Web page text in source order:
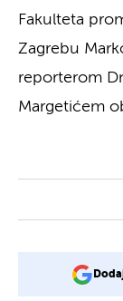
Fakulteta
Zagrebu
reporterom
Margetićem